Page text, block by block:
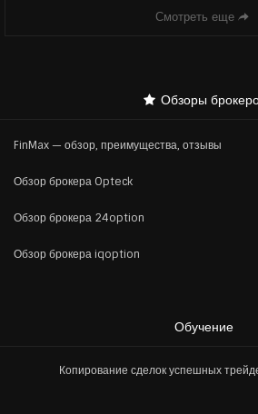
Смотреть еще
Обзоры
FinMax — обзор, преимущества, отзывы
Обзор брокера Opteck
Обзор брокера 24option
Обзор брокера iqoption
Обучение
Копирование сделок успешных